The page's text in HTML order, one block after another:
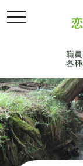
職
各
toggle
navigation